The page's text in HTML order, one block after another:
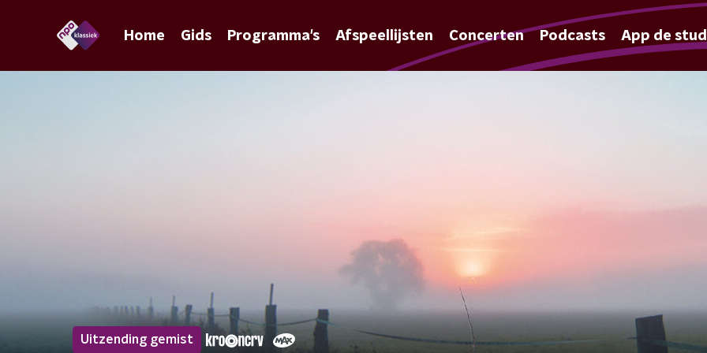
Home Gids Programma's Afspeellijsten Concerten Podcasts App de
Uitzending gemist